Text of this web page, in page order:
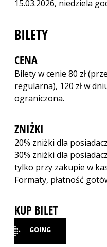
15.03.2026, niedziela
BILETY
CENA
Bilety w cenie 80 zł
regularna), 120 zł w
ograniczona.
ZNIŻKI
20% zniżki dla
30% zniżki dla
tylko przy zakupie w
Formaty, płatność
KUP BILET
GOING